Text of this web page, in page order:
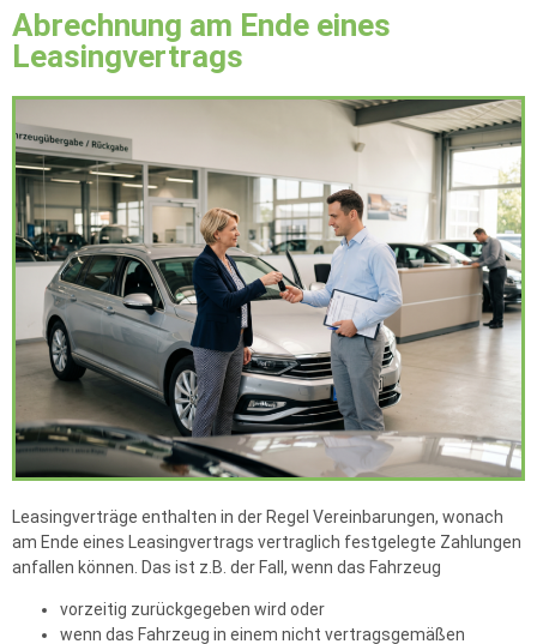
Abrechnung am Ende eines
Leasingvertrags
Leasingverträge enthalten in der Regel Vereinbarungen, wonach
am Ende eines Leasingvertrags vertraglich festgelegte Zahlungen
anfallen können. Das ist z.B. der Fall, wenn das Fahrzeug
vorzeitig zurückgegeben wird oder
wenn das Fahrzeug in einem nicht vertragsgemäßen